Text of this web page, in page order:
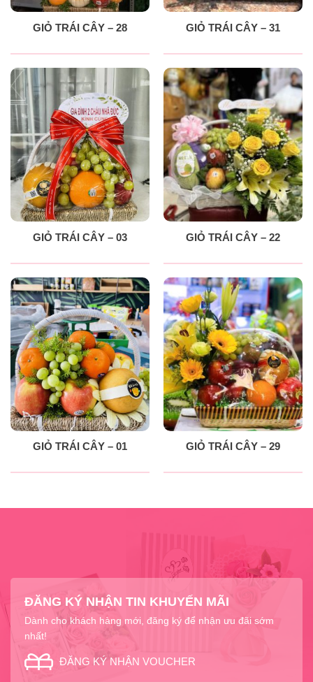
GIỎ TRÁI CÂY – 28 GIỎ TRÁI CÂY – 31
GIỎ TRÁI CÂY – 03 GIỎ TRÁI CÂY – 22
GIỎ TRÁI CÂY – 01 GIỎ TRÁI CÂY – 29
ĐĂNG KÝ NHẬN TIN KHUYẾN MÃI
Dành cho khách hàng mới, đăng ký để nhận ưu đãi sớm
nhất!
ĐĂNG KÝ NHẬN VOUCHER